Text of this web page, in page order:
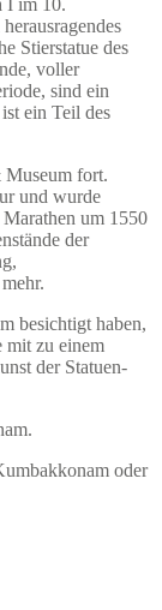
Stierstatue des
voller
sind ein
ein Teil des
Museum fort.
und wurde
um 1550
der
besichtigt haben,
mit zu einem
der Statuen-
oder